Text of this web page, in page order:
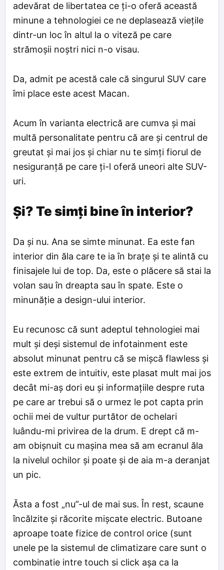
adevărat de libertatea ce ți-o oferă această
minune a tehnologiei ce ne deplasează viețile
dintr-un loc în altul la o viteză pe care
strămoșii noștri nici n-o visau.
Da, admit pe acestă cale că singurul SUV care
îmi place este acest Macan.
Acum în varianta electrică are cumva și mai
multă personalitate pentru că are și centrul de
greutat și mai jos și chiar nu te simți fiorul de
nesiguranță pe care ți-l oferă uneori alte SUV-
uri.
Și? Te simți bine în interior?
Da și nu. Ana se simte minunat. Ea este fan
interior din ăla care te ia în brațe și te alintă cu
finisajele lui de top. Da, este o plăcere să stai la
volan sau în dreapta sau în spate. Este o
minunăție a design-ului interior.
Eu recunosc că sunt adeptul tehnologiei mai
mult și deși sistemul de infotainment este
absolut minunat pentru că se mișcă flawless și
este extrem de intuitiv, este plasat mult mai jos
decât mi-aș dori eu și informațiile despre ruta
pe care ar trebui să o urmez le pot capta prin
ochii mei de vultur purtător de ochelari
luându-mi privirea de la drum. E drept că m-
am obișnuit cu mașina mea să am ecranul ăla
la nivelul ochilor și poate și de aia m-a deranjat
un pic.
Ăsta a fost „nu”-ul de mai sus. În rest, scaune
încălzite și răcorite mișcate electric. Butoane
aproape toate fizice de control orice (sunt
unele pe la sistemul de climatizare care sunt o
combinatie intre touch si click așa ca la